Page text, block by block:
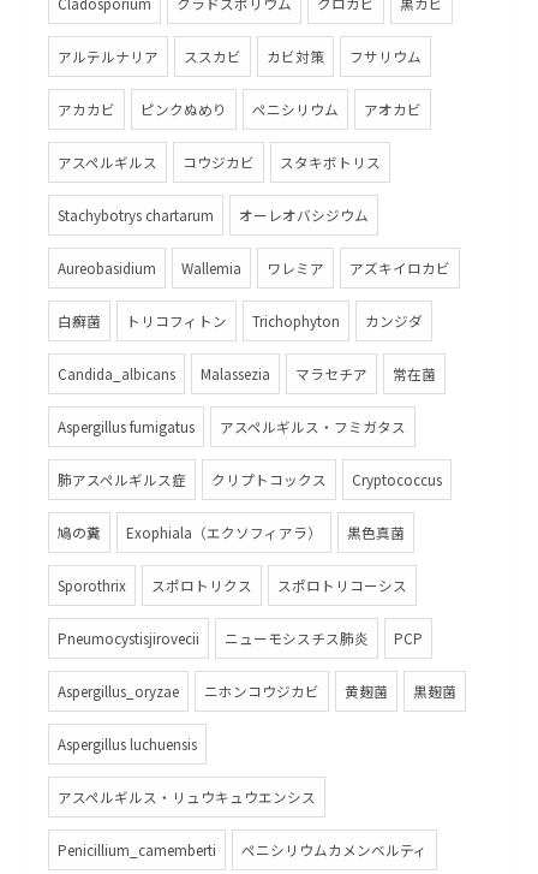
アルテルナリア ススカビ カビ対策 フサリウム
アカカビ ピンクぬめり ペニシリウム アオカビ
アスペルギルス コウジカビ スタキボトリス
Stachybotrys chartarum オーレオバシジウム
Aureobasidium Wallemia ワレミア アズキイロカビ
白癬菌 トリコフィトン Trichophyton カンジダ
Candida_albicans Malassezia マラセチア 常在菌
Aspergillus fumigatus アスペルギルス・フミガタス
肺アスペルギルス症 クリプトコックス Cryptococcus
鳩の糞 Exophiala（エクソフィアラ） 黒色真菌
Sporothrix スポロトリクス スポロトリコーシス
Pneumocystisjirovecii ニューモシスチス肺炎 PCP
Aspergillus_oryzae ニホンコウジカビ 黄麹菌 黒麹菌
Aspergillus luchuensis
アスペルギルス・リュウキュウエンシス
Penicillium_camemberti ペニシリウムカメンベルティ